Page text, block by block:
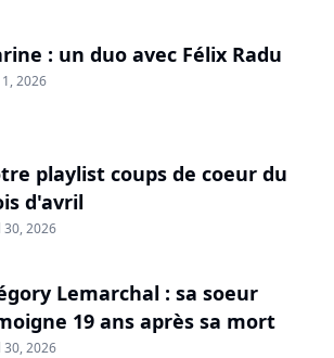
: un duo avec Félix Radu
2026
playlist coups de coeur du
d'avril
30, 2026
Lemarchal : sa soeur
19 ans après sa mort
30, 2026